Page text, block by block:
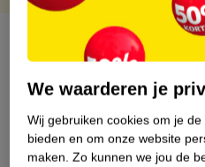
Over dit product
Productinformatie
Etiketinformatie
We waarderen je
Wij gebruiken cookies om je
bieden en om onze website
maken. Zo kunnen we jou de